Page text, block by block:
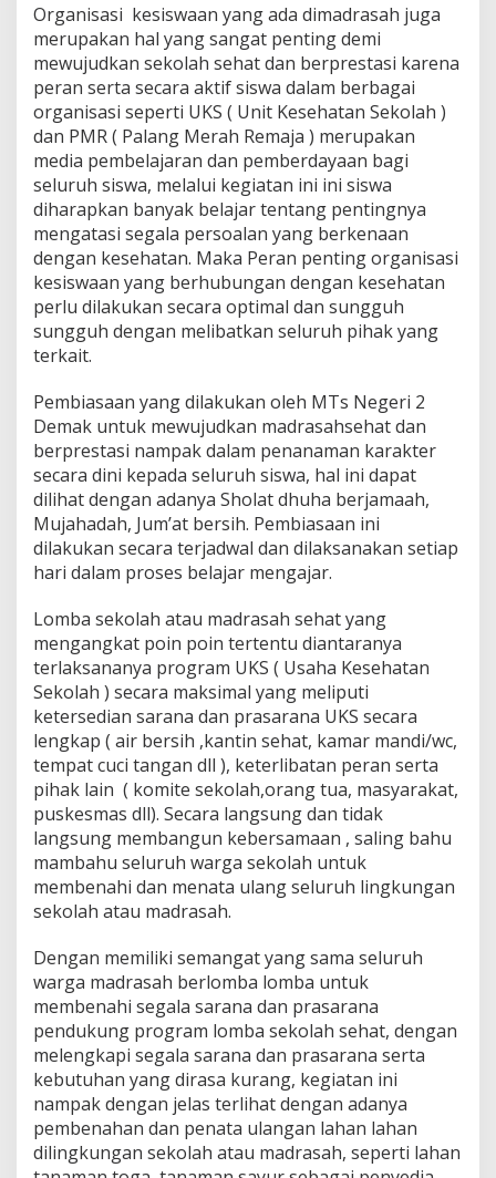
Organisasi kesiswaan yang ada dimadrasah juga
merupakan hal yang sangat penting demi
mewujudkan sekolah sehat dan berprestasi karena
peran serta secara aktif siswa dalam berbagai
organisasi seperti UKS ( Unit Kesehatan Sekolah )
dan PMR ( Palang Merah Remaja ) merupakan
media pembelajaran dan pemberdayaan bagi
seluruh siswa, melalui kegiatan ini ini siswa
diharapkan banyak belajar tentang pentingnya
mengatasi segala persoalan yang berkenaan
dengan kesehatan. Maka Peran penting organisasi
kesiswaan yang berhubungan dengan kesehatan
perlu dilakukan secara optimal dan sungguh
sungguh dengan melibatkan seluruh pihak yang
terkait.
Pembiasaan yang dilakukan oleh MTs Negeri 2
Demak untuk mewujudkan madrasahsehat dan
berprestasi nampak dalam penanaman karakter
secara dini kepada seluruh siswa, hal ini dapat
dilihat dengan adanya Sholat dhuha berjamaah,
Mujahadah, Jum’at bersih. Pembiasaan ini
dilakukan secara terjadwal dan dilaksanakan setiap
hari dalam proses belajar mengajar.
Lomba sekolah atau madrasah sehat yang
mengangkat poin poin tertentu diantaranya
terlaksananya program UKS ( Usaha Kesehatan
Sekolah ) secara maksimal yang meliputi
ketersedian sarana dan prasarana UKS secara
lengkap ( air bersih ,kantin sehat, kamar mandi/wc,
tempat cuci tangan dll ), keterlibatan peran serta
pihak lain ( komite sekolah,orang tua, masyarakat,
puskesmas dll). Secara langsung dan tidak
langsung membangun kebersamaan , saling bahu
mambahu seluruh warga sekolah untuk
membenahi dan menata ulang seluruh lingkungan
sekolah atau madrasah.
Dengan memiliki semangat yang sama seluruh
warga madrasah berlomba lomba untuk
membenahi segala sarana dan prasarana
pendukung program lomba sekolah sehat, dengan
melengkapi segala sarana dan prasarana serta
kebutuhan yang dirasa kurang, kegiatan ini
nampak dengan jelas terlihat dengan adanya
pembenahan dan penata ulangan lahan lahan
dilingkungan sekolah atau madrasah, seperti lahan